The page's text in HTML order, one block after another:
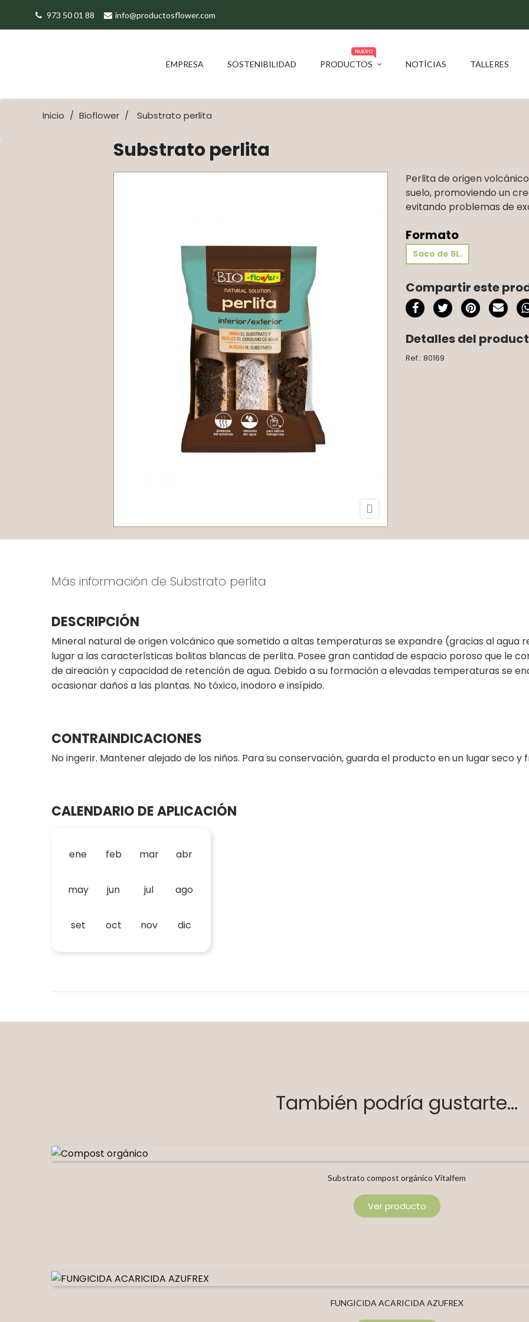
973 50 01 88 info@productosflower.com
EMPRESA SOSTENIBILIDAD PRODUCTOS
NUEVO
NOTÍCIAS TALLERES
Inicio Bioflower Substrato perlita
Substrato perlita

Perlita de origen
suelo, promoviendo un
evitando problemas de
Formato
Saco de 5L.
Compartir este
Detalles del
Ref.: 80169
Más información de Substrato perlita
DESCRIPCIÓN
Mineral natural de origen volcánico que sometido a altas temperaturas se expandre (gracias al agua
lugar a las características bolitas blancas de perlita. Posee gran cantidad de espacio poroso que le
de aireación y capacidad de retención de agua. Debido a su formación a elevadas temperaturas se
ocasionar daños a las plantas. No tóxico, inodoro e insípido.
CONTRAINDICACIONES
No ingerir. Mantener alejado de los niños. Para su conservación, guarda el producto en un lugar seco y
CALENDARIO DE APLICACIÓN
ene feb mar abr
may jun jul ago
set oct nov dic
También podría gustarte...
Substrato compost orgánico Vitalfem
Ver producto
FUNGICIDA ACARICIDA AZUFREX